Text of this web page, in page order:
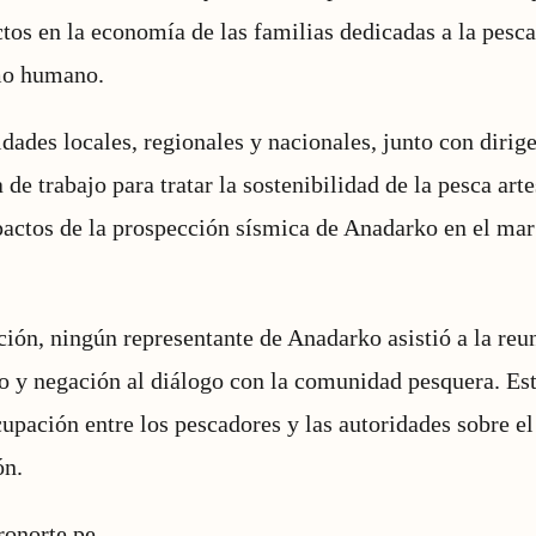
en la economía de las familias dedicadas a la
humano.
locales, regionales y nacionales, junto con
de trabajo para tratar la sostenibilidad de la pesca
de la prospección sísmica de Anadarko en el
ningún representante de Anadarko asistió a la
y negación al diálogo con la comunidad pesquera.
entre los pescadores y las autoridades sobre